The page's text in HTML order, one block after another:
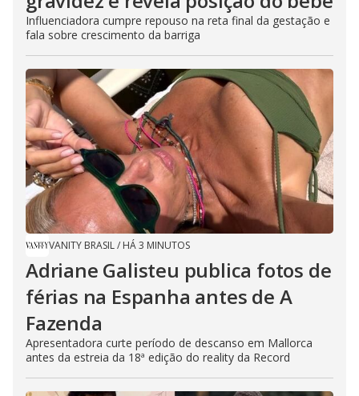
Influenciadora cumpre repouso na reta final da gestação e
fala sobre crescimento da barriga
VANITY BRASIL/ HÁ 3 MINUTOS
Adriane Galisteu publica fotos de
férias na Espanha antes de A
Fazenda
Apresentadora curte período de descanso em Mallorca
antes da estreia da 18ª edição do reality da Record